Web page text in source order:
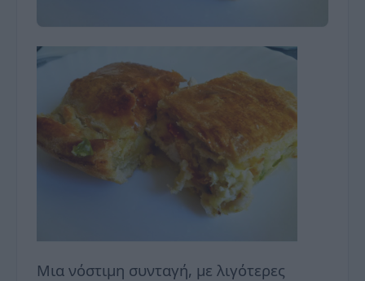
Μια νόστιμη συνταγή, με λιγότερες